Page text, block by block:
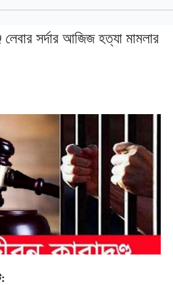
লেবার সর্দার আজিজ হত্যা মামলার